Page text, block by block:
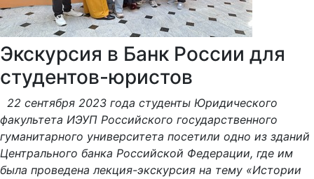
Экскурсия в Банк России для
студентов-юристов
22 сентября 2023 года студенты Юридического
факультета ИЭУП Российского государственного
гуманитарного университета посетили одно из зданий
Центрального банка Российской Федерации, где им
была проведена лекция-экскурсия на тему «Истории